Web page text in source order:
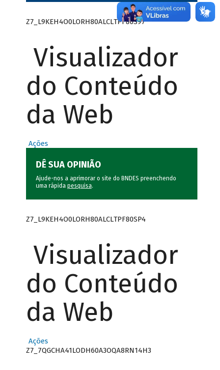
Z7_L9KEH4O0LORH80ALCLTPF80S97
Visualizador
do Conteúdo
da Web
Ações
DÊ SUA OPINIÃO
Ajude-nos a aprimorar o site do BNDES preenchendo
uma rápida pesquisa.
Z7_L9KEH4O0LORH80ALCLTPF80SP4
Visualizador
do Conteúdo
da Web
Ações
Z7_7QGCHA41LODH60A3OQA8RN14H3